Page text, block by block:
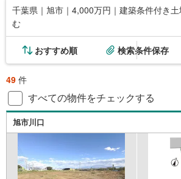
千葉県｜旭市｜4,000万円｜建築条件付き
む
おすすめ順 検索条件保存
49 件
すべての物件をチェックする
旭市川口